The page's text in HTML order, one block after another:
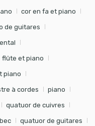
cor en fa et piano
de guitares
flûte et piano
piano
à cordes piano
quatuor de cuivres
quatuor de guitares